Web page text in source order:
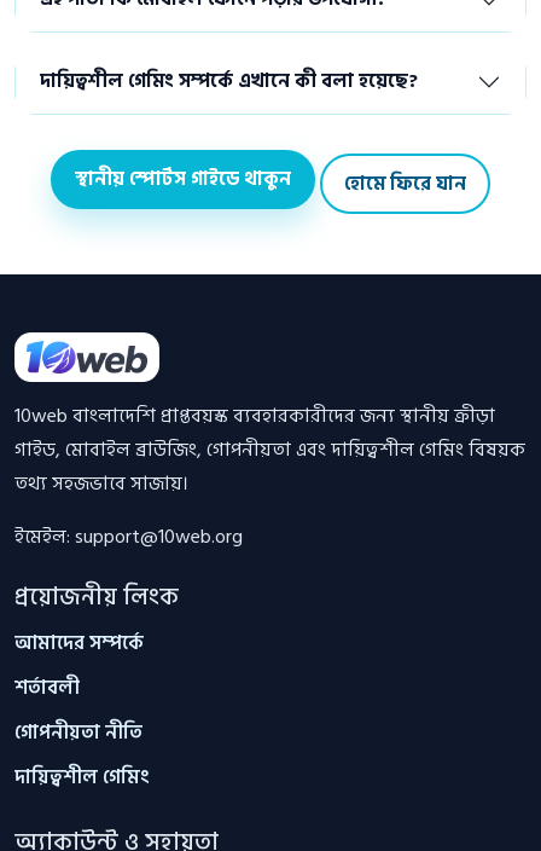
দায়িত্বশীল গেমিং সম্পর্কে এখানে কী বলা হয়েছে?
স্থানীয় স্পোর্টস গাইডে থাকুন হোমে ফিরে যান
ফুটার তথ্য
10web বাংলাদেশি প্রাপ্তবয়স্ক ব্যবহারকারীদের জন্য স্থানীয় ক্রীড়া
গাইড, মোবাইল ব্রাউজিং, গোপনীয়তা এবং দায়িত্বশীল গেমিং বিষয়ক
তথ্য সহজভাবে সাজায়।
ইমেইল:support@10web.org
প্রয়োজনীয় লিংক
আমাদের সম্পর্কে
শর্তাবলী
গোপনীয়তা নীতি
দায়িত্বশীল গেমিং
অ্যাকাউন্ট ও সহায়তা